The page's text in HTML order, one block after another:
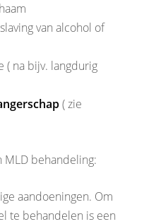
van alcohol of
( na bijv. langdurig
( zie
behandeling:
aandoeningen. Om
te behandelen is een